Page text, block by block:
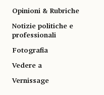
Opinioni & Rubriche
Notizie politiche e
professionali
Fotografia
Vedere a
Vernissage